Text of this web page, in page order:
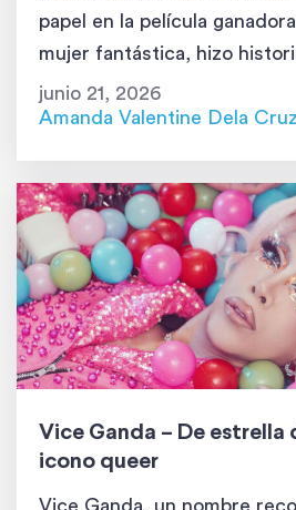
papel en la película
mujer fantástica, hizo
persona abiertamente
presentadora en la
junio 21, 2026
Amanda Valentine Dela Cruz
Vice Ganda – De estrella
icono queer
Vice Ganda, un nombre